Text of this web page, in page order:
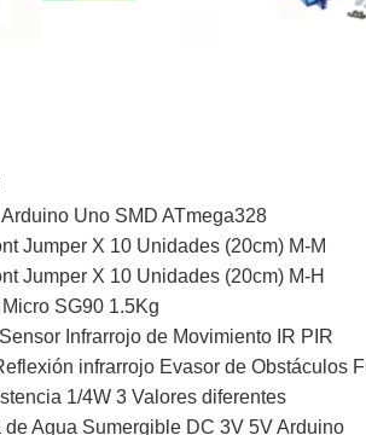
Uno SMD ATmega328
Jumper X 10 Unidades (20cm) M-M
Jumper X 10 Unidades (20cm) M-H
SG90 1.5Kg
Infrarrojo de Movimiento IR PIR
infrarrojo Evasor de Obstáculos
1/4W 3 Valores diferentes
de Agua Sumergible DC 3V 5V Arduino